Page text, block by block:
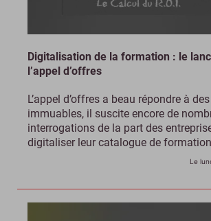
Digitalisation de la formation : le
l’appel d’offres
L’appel d’offres a beau répondre à
immuables, il suscite encore de
interrogations de la part des
digitaliser leur catalogue de
Le